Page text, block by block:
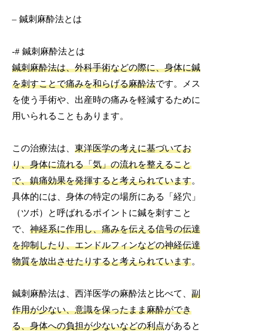
– 鍼刺麻酔法とは
-# 鍼刺麻酔法とは
鍼刺麻酔法は、外科手術などの際に、身体に鍼
を刺すことで痛みを和らげる麻酔法です。メス
を使う手術や、出産時の痛みを軽減するために
用いられることもあります。
この治療法は、東洋医学の考えに基づいてお
り、身体に流れる「気」の流れを整えること
で、鎮痛効果を発揮すると考えられています。
具体的には、身体の特定の場所にある「経穴」
（ツボ）と呼ばれるポイントに鍼を刺すこと
で、神経系に作用し、痛みを伝える信号の伝達
を抑制したり、エンドルフィンなどの神経伝達
物質を放出させたりすると考えられています。
鍼刺麻酔法は、西洋医学の麻酔法と比べて、副
作用が少ない、意識を保ったまま麻酔ができ
る、身体への負担が少ないなどの利点があると